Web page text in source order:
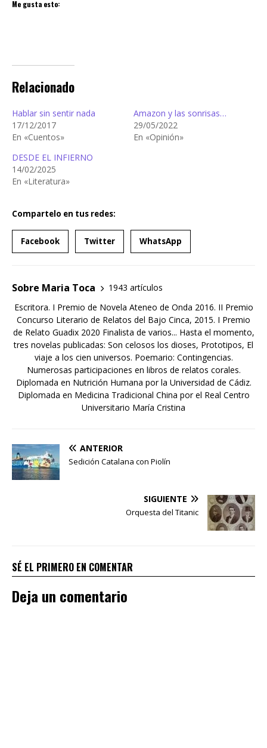
Me gusta esto:
Relacionado
Hablar sin sentir nada
17/12/2017
En «Cuentos»
Amazon y las sonrisas…
29/05/2022
En «Opinión»
DESDE EL INFIERNO
14/02/2025
En «Literatura»
Compartelo en tus redes:
Facebook Twitter WhatsApp
Sobre Maria Toca
1943 artículos
Escritora. I Premio de Novela Ateneo de Onda 2016. II Premio
Concurso Literario de Relatos del Bajo Cinca, 2015. I Premio
de Relato Guadix 2020 Finalista de varios... Hasta el momento,
tres novelas publicadas: Son celosos los dioses, Prototipos, El
viaje a los cien universos. Poemario: Contingencias.
Numerosas participaciones en libros de relatos corales.
Diplomada en Nutrición Humana por la Universidad de Cádiz.
Diplomada en Medicina Tradicional China por el Real Centro
Universitario María Cristina
ANTERIOR
Sedición Catalana con Piolín
SIGUIENTE
Orquesta del Titanic
SÉ EL PRIMERO EN COMENTAR
Deja un comentario